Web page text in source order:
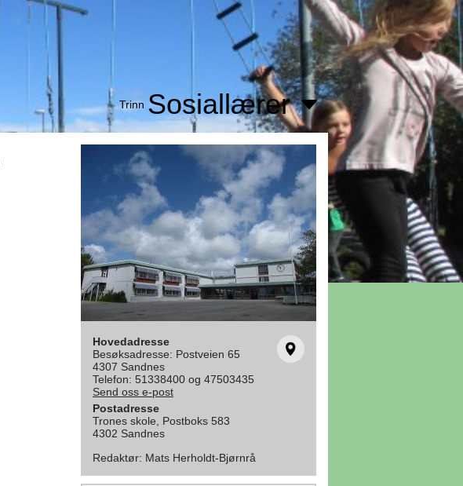
Trinn Sosiallærer
Hovedadresse
Besøksadresse: Postveien 65
4307 Sandnes
Telefon: 51338400 og 47503435
Send oss e-post
Postadresse
Trones skole, Postboks 583
4302 Sandnes
Redaktør: Mats Herholdt-Bjørnrå